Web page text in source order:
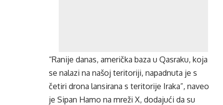
“Ranije danas, američka baza u Qasraku, koja
se nalazi na našoj teritoriji, napadnuta je s
četiri drona lansirana s teritorije Iraka”, naveo
je Sipan Hamo na mreži X, dodajući da su